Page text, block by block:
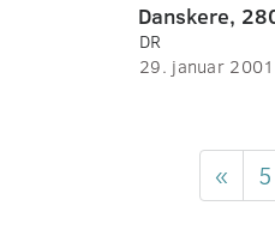
Danskere,
DR
29. januar 2001
« 5